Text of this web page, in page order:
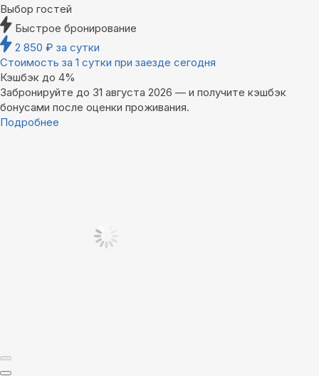
Выбор гостей
Быстрое бронирование
2 850 ₽ за сутки
Стоимость за 1 сутки при заезде сегодня
Кэшбэк до 4%
Забронируйте до 31 августа 2026 — и получите кэшбэк
бонусами после оценки проживания.
Подробнее